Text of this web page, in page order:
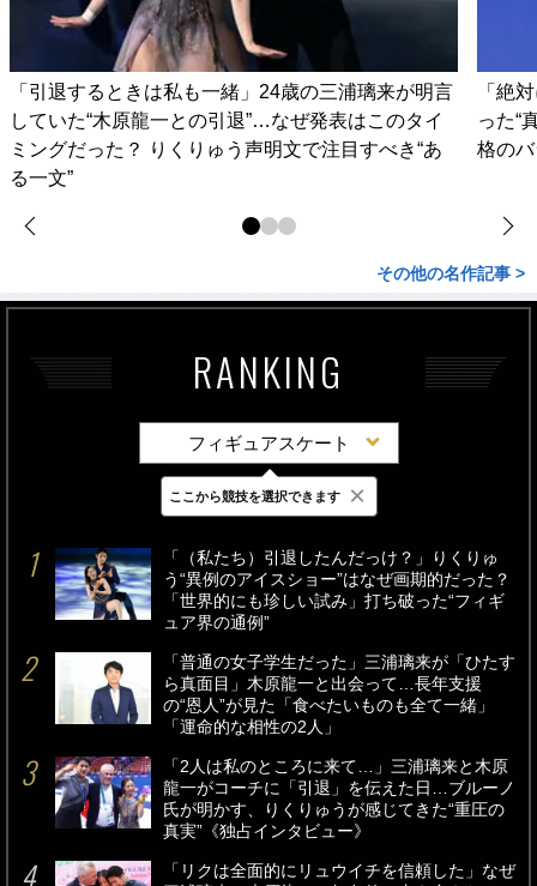
「引退するときは私も一緒」24歳の三浦璃来が明言
していた“木原龍一との引退”…なぜ発表はこのタイ
ミングだった？ りくりゅう声明文で注目すべき“あ
る一文”
「絶
った“
格の
その他の名作記事 >
RANKING
フィギュアスケート
最新 24時間 週間
「（私たち）引退したんだっけ？」りくりゅ
う“異例のアイスショー”はなぜ画期的だった？
「世界的にも珍しい試み」打ち破った“フィギ
ュア界の通例”
「普通の女子学生だった」三浦璃来が「ひたす
ら真面目」木原龍一と出会って…長年支援
の“恩人”が見た「食べたいものも全て一緒」
「運命的な相性の2人」
「2人は私のところに来て…」三浦璃来と木原
龍一がコーチに「引退」を伝えた日…ブルーノ
氏が明かす、りくりゅうが感じてきた“重圧の
真実”《独占インタビュー》
「リクは全面的にリュウイチを信頼した」なぜ
ここから競技を選択できます ×